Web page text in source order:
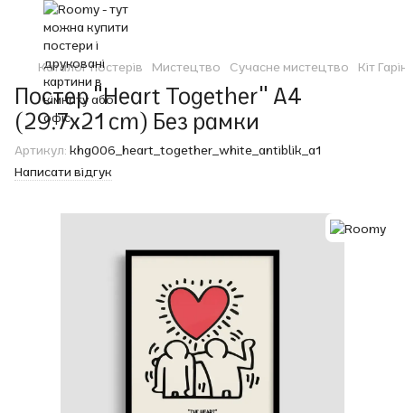
Каталог постерів Мистецтво Сучасне мистецтво Кіт
Постер "Heart Together" A4
(29.7x21 cm) Без рамки
Артикул: khg006_heart_together_white_antiblik_a1
Написати відгук